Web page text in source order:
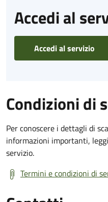
Accedi al
Accedi al servizio
Condizioni di
Per conoscere i dettagli di
informazioni importanti,
servizio.
Termini e condizioni di